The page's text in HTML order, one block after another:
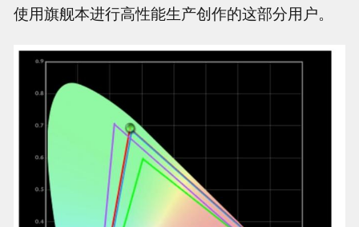
使用旗舰本进行高性能生产创作的这部分用户。